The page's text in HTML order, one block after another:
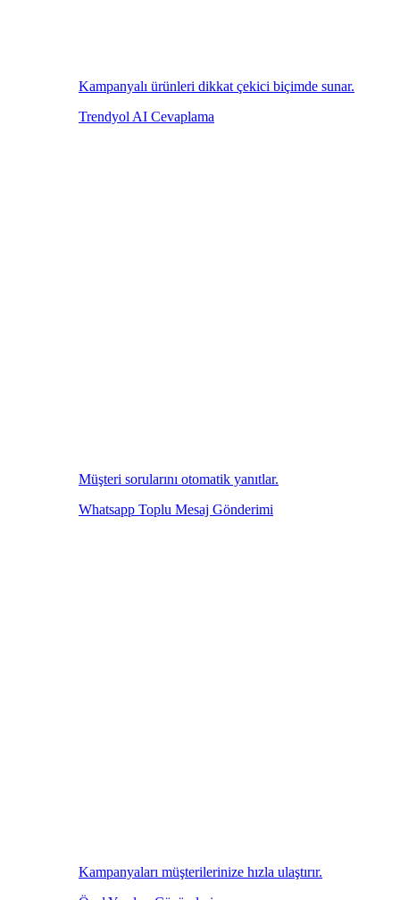
Kampanyalı ürünleri dikkat çekici biçimde sunar.
Trendyol AI Cevaplama
Müşteri sorularını otomatik yanıtlar.
Whatsapp Toplu Mesaj Gönderimi
Kampanyaları müşterilerinize hızla ulaştırır.